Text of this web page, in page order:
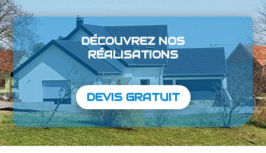
DÉCOUVREZ NOS
RÉALISATIONS
DEVIS GRATUIT